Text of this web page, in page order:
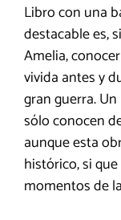
Libro con una
destacable es,
Amelia,
vivida antes y
gran guerra.
sólo conocen
aunque esta
histórico, si
momentos de